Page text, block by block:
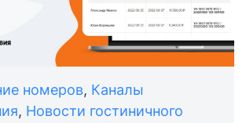
номеров, Каналы
, Новости гостиничного